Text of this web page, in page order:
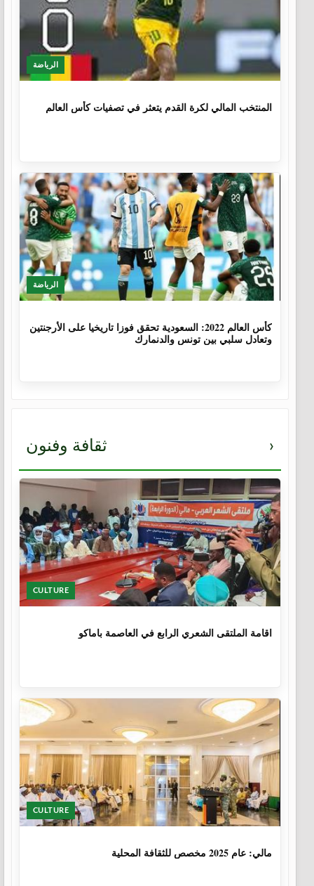
الرياضة
المنتخب المالي لكرة القدم يتعثر في تصفيات كأس العالم
الرياضة
كأس العالم 2022: السعودية تحقق فوزا تاريخيا على الأرجنتين
وتعادل سلبي بين تونس والدنمارك
ثقافة وفنون ›
CULTURE
اقامة الملتقى الشعري الرابع في العاصمة باماكو
CULTURE
مالي: عام 2025 مخصص للثقافة المحلية